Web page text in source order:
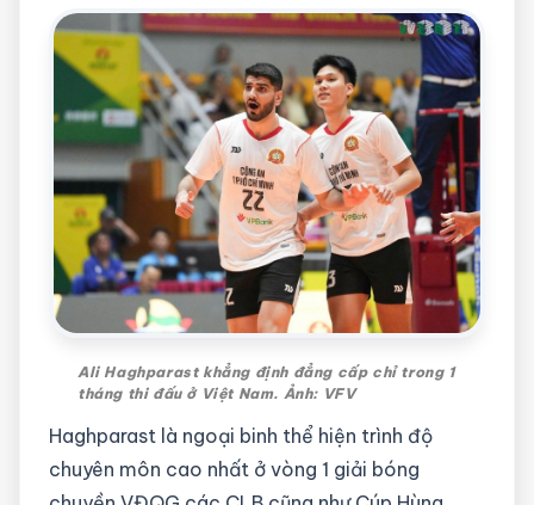
Ali Haghparast khẳng định đẳng cấp chỉ trong 1
tháng thi đấu ở Việt Nam. Ảnh: VFV
Haghparast là ngoại binh thể hiện trình độ
chuyên môn cao nhất ở vòng 1 giải bóng